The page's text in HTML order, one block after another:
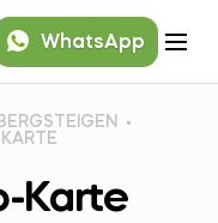
WhatsApp
Karte